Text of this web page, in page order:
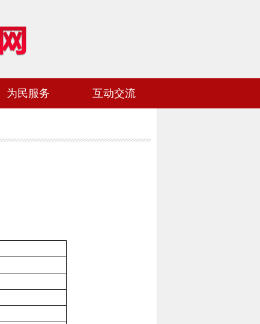
网站地图 加入收藏
为民服务 互动交流